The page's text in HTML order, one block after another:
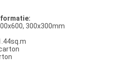
300x300mm